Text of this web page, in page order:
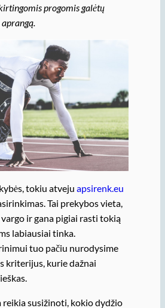
progomis galėtų
tokiu atveju apsirenk.eu
Tai prekybos vieta,
ir gana pigiai rasti tokią
labiausiai tinka.
tuo pačiu nurodysime
kriterijus, kurie dažnai
reikia susižinoti, kokio dydžio